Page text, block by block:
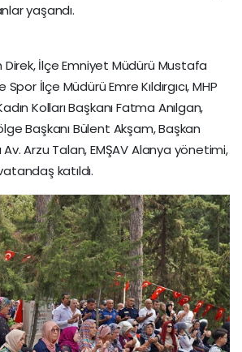
yaşandı.
İlçe Emniyet Müdürü Mustafa
İlçe Müdürü Emre Kıldırgıcı, MHP
Kolları Başkanı Fatma Anılgan,
Başkanı Bülent Akşam, Başkan
Arzu Talan, EMŞAV Alanya yönetimi,
katıldı.